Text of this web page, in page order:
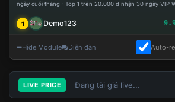
ngày cuối tháng · Top 1 trên 20.000 đ nhận 30 ngày VIP
1 Demo123
Hide Module Diễn đàn Auto-
LIVE PRICE Đang tải giá live...